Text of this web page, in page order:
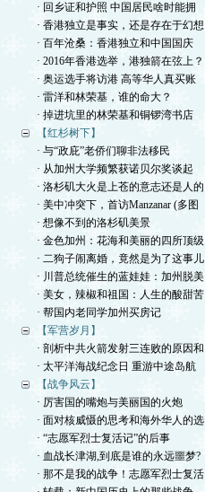
· 回乡证和护照 中国居民啥时能拥
· 香港独立是事实，还是存在于幻想
· 百年沧桑：香港独立和中国国庆
· 2016年香港选举，港独箭在弦上？
· 奥运选手将访港 高等华人真买账
· 雷洋和林荣基，谁的命大？
· 掉进坑里的林荣基和铜锣湾书店
【红杉树下】
· 与“政庇”老侨们聊非法移民
· 从加州大学频繁获诺贝尔奖谈起
· 洛杉矶大火是上苍的意志还是人的
· 美中冲突下，首访Manzanar (多图
· 想像不到的洛杉矶美景
· 金色加州：花海和美丽的四所顶级
· 二狗子闹离婚，竟然是为了这事儿
· 川普总统催生的蓝娃娃：加州脱美
· 美女，辣椒和祖国：人生的酸甜苦
· 帮国内老同学加州买房记
【军营岁月】
· 剖析中共火箭发射三连败的原因和
· 太平洋海战纪念日 重游中途岛航
【战争风云】
· 厉害国的嘴炮与美丽国的火炮
· 面对核威慑的思考和海外华人的选
· “志愿军烈士复活记”的后事
· 血战长津湖,到底是谁的永远噩梦?
· 那不是我的战争！志愿军烈士复活